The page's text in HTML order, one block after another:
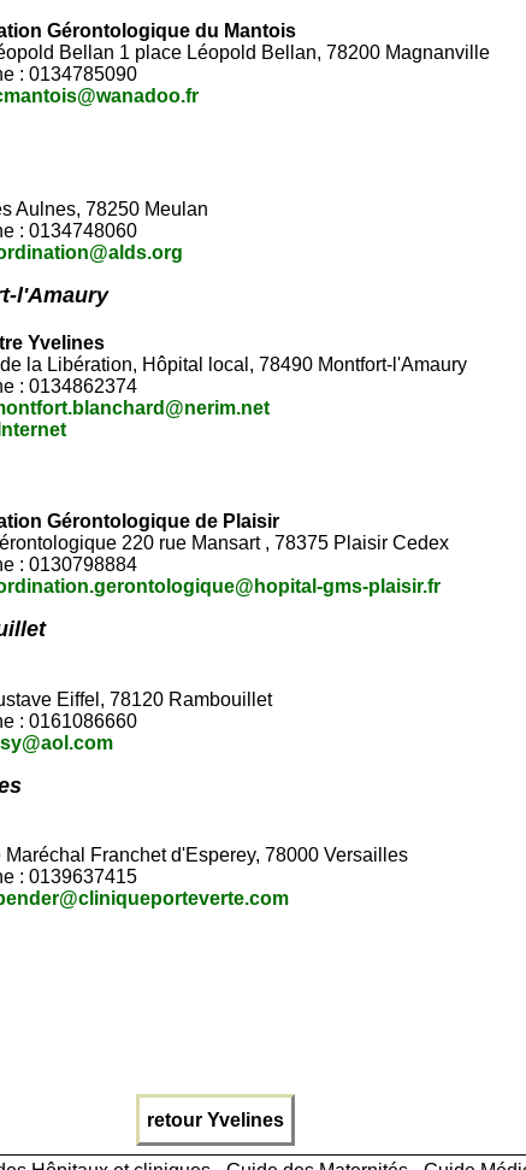
Gérontologique du Mantois
Bellan 1 place Léopold Bellan, 78200 Magnanville
: 0134785090
Aulnes, 78250 Meulan
: 0134748060
l'Amaury
Yvelines
la Libération, Hôpital local, 78490 Montfort-l'Amaury
: 0134862374
Gérontologique de Plaisir
220 rue Mansart , 78375 Plaisir Cedex
: 0130798884
gms-plaisir.fr
Eiffel, 78120 Rambouillet
: 0161086660
Maréchal Franchet d'Esperey, 78000 Versailles
: 0139637415
retour Yvelines